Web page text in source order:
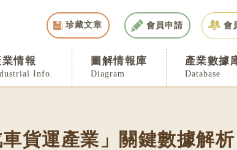
珍藏文章 會員申請 會
業情報
Info.
圖解情報庫
Diagram
產業數據
Database
貨運產業」關鍵數據解析